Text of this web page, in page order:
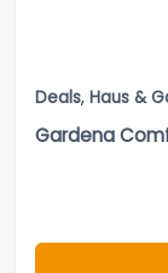
Deals, Haus &
Gardena